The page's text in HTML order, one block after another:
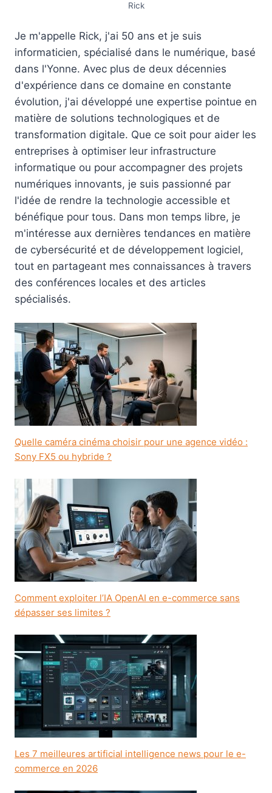
Rick
Je m'appelle Rick, j'ai 50 ans et je suis
informaticien, spécialisé dans le numérique, basé
dans l'Yonne. Avec plus de deux décennies
d'expérience dans ce domaine en constante
évolution, j'ai développé une expertise pointue en
matière de solutions technologiques et de
transformation digitale. Que ce soit pour aider les
entreprises à optimiser leur infrastructure
informatique ou pour accompagner des projets
numériques innovants, je suis passionné par
l'idée de rendre la technologie accessible et
bénéfique pour tous. Dans mon temps libre, je
m'intéresse aux dernières tendances en matière
de cybersécurité et de développement logiciel,
tout en partageant mes connaissances à travers
des conférences locales et des articles
spécialisés.
Quelle caméra cinéma choisir pour une agence vidéo :
Sony FX5 ou hybride ?
Comment exploiter l’IA OpenAI en e-commerce sans
dépasser ses limites ?
Les 7 meilleures artificial intelligence news pour le e-
commerce en 2026